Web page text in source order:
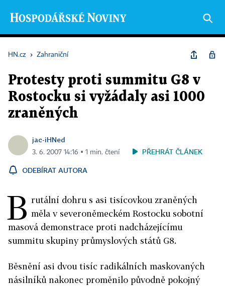
HN.cz › Zahraniční
Protesty proti summitu G8 v
Rostocku si vyžádaly asi 1000
zraněných
jac-iHNed
3. 6. 2007 14:16 ▪ 1 min. čtení PŘEHRÁT ČLÁNEK
ODEBÍRAT AUTORA
B rutální dohru s asi tisícovkou zraněných
měla v severoněmeckém Rostocku sobotní
masová demonstrace proti nadcházejícímu
summitu skupiny průmyslových států G8.
Běsnění asi dvou tisíc radikálních maskovaných
násilníků nakonec proměnilo původně pokojný